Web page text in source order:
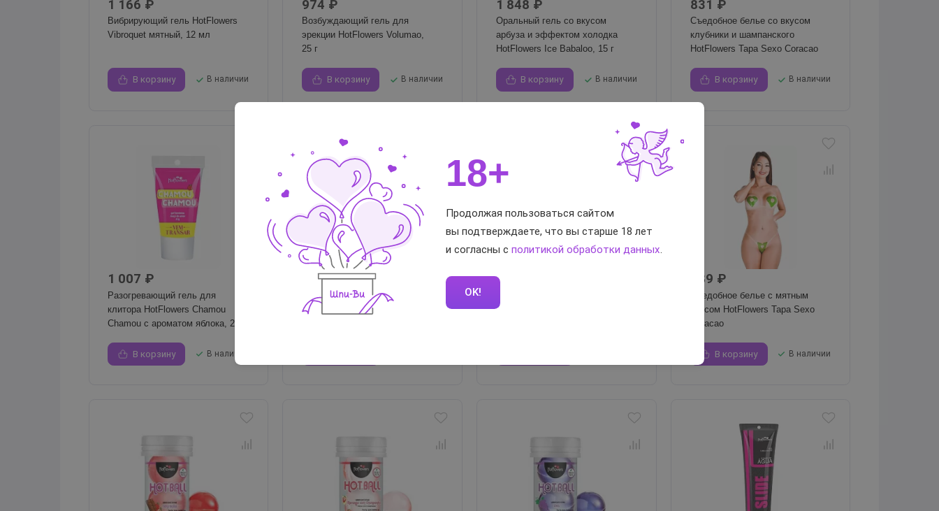
1 166 ₽
Вибрирующий гель HotFlowers
Vibroquet мятный, 12 мл
В корзину В наличии
974 ₽
Возбуждающий гель для
эрекции HotFlowers Volumao,
25 г
В корзину В наличии
1 848 ₽
Оральный гель со вкусом
арбуза и эффектом холодка
HotFlowers Ice Babaloo, 15 г
В корзину В наличии
831 ₽
Съедобное белье со вкусом
клубники и шампанского
HotFlowers Tapa Sexo Coracao
В корзину В наличии
1 007 ₽
Разогревающий гель для
клитора HotFlowers Chamou
Chamou с ароматом яблока, 25 г
В корзину В наличии
380 ₽
Масляный вагинальный
лубрикант в виде шариков Hot
1 672 ₽
эрекции HotFlowers Volumao
789 ₽
Съедобное белье с мятным
вкусом HotFlowers Tapa Sexo
Coracao
В корзину В наличии
18+
Продолжая пользоваться сайтом
вы подтверждаете, что вы старше 18 лет
и согласны сполитикой обработки данных.
OK!